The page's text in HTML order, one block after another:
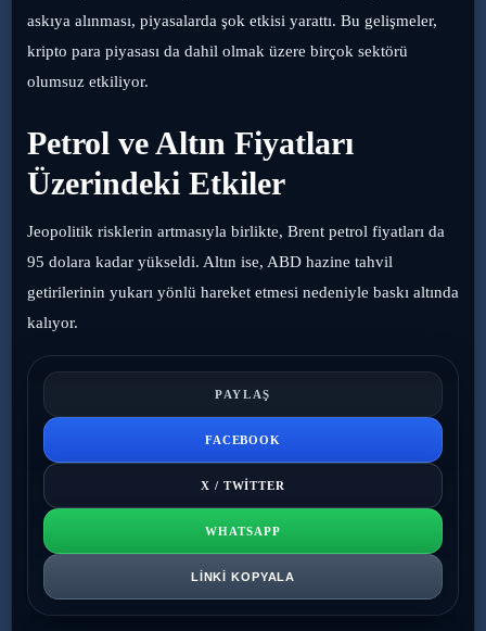
askıya alınması, piyasalarda şok etkisi yarattı. Bu gelişmeler,
kripto para piyasası da dahil olmak üzere birçok sektörü
olumsuz etkiliyor.
Petrol ve Altın Fiyatları
Üzerindeki Etkiler
Jeopolitik risklerin artmasıyla birlikte, Brent petrol fiyatları da
95 dolara kadar yükseldi. Altın ise, ABD hazine tahvil
getirilerinin yukarı yönlü hareket etmesi nedeniyle baskı altında
kalıyor.
PAYLAŞ
FACEBOOK
X / TWITTER
WHATSAPP
LINKI KOPYALA